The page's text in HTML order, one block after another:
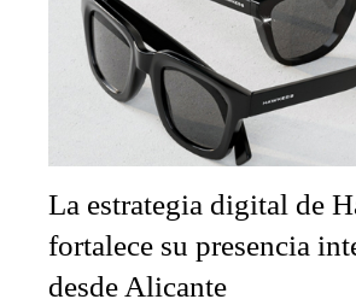
La estrategia digital de
fortalece su presencia
desde Alicante